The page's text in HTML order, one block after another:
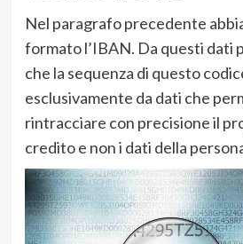
Nel paragrafo precedente
formato l’IBAN. Da questi dati
che la sequenza di questo
esclusivamente da dati che
rintracciare con precisione il
credito e non i dati della